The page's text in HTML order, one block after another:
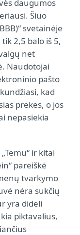
daugumos
Šiuo
svetainėje
2,5 balo iš 5,
net
Naudotojai
pašto
kad
prekes, o jos
nepasiekia
ir kitai
pareiškė
tvarkymo
nėra sukčių
yra dideli
piktavalius,